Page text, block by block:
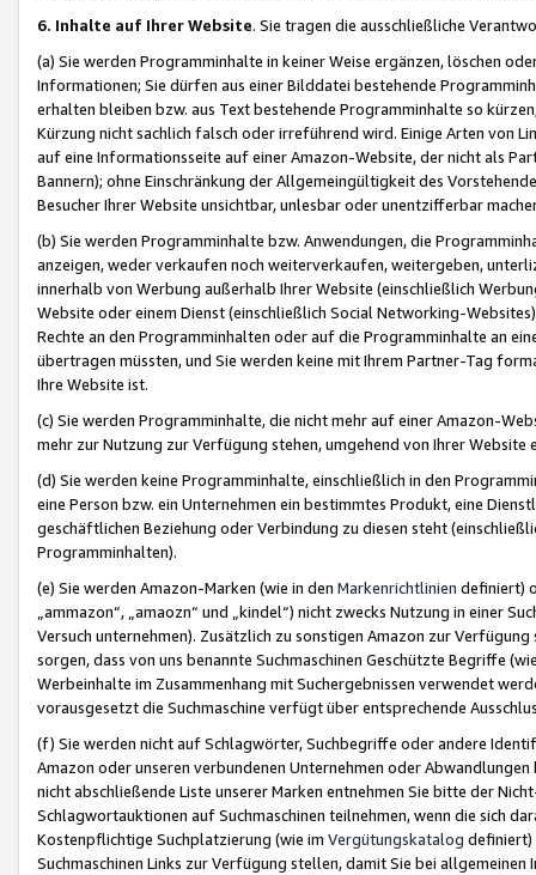
6. Inhalte auf Ihrer Website. Sie tragen die ausschließliche
(a) Sie werden Programminhalte in keiner Weise ergänzen, löschen
Informationen; Sie dürfen aus einer Bilddatei bestehende
erhalten bleiben bzw. aus Text bestehende Programminhalte so
Kürzung nicht sachlich falsch oder irreführend wird. Einige Arten von
auf eine Informationsseite auf einer Amazon-Website, der nicht als
Bannern); ohne Einschränkung der Allgemeingültigkeit des
Besucher Ihrer Website unsichtbar, unlesbar oder unentzifferbar
(b) Sie werden Programminhalte bzw. Anwendungen, die
anzeigen, weder verkaufen noch weiterverkaufen, weitergeben,
innerhalb von Werbung außerhalb Ihrer Website (einschließlich
Website oder einem Dienst (einschließlich Social Networking-
Rechte an den Programminhalten oder auf die Programminhalte an
übertragen müssten, und Sie werden keine mit Ihrem Partner-Tag
Ihre Website ist.
(c) Sie werden Programminhalte, die nicht mehr auf einer Amazon-
mehr zur Nutzung zur Verfügung stehen, umgehend von Ihrer
(d) Sie werden keine Programminhalte, einschließlich in den
eine Person bzw. ein Unternehmen ein bestimmtes Produkt, eine
geschäftlichen Beziehung oder Verbindung zu diesen steht
Programminhalten).
(e) Sie werden Amazon-Marken (wie in den Markenrichtlinien definiert)
„ammazon“, „amaozn“ und „kindel“) nicht zwecks Nutzung in einer
Versuch unternehmen). Zusätzlich zu sonstigen Amazon zur
sorgen, dass von uns benannte Suchmaschinen Geschützte Begriffe
Werbeinhalte im Zusammenhang mit Suchergebnissen verwendet
vorausgesetzt die Suchmaschine verfügt über entsprechende
(f) Sie werden nicht auf Schlagwörter, Suchbegriffe oder andere
Amazon oder unseren verbundenen Unternehmen oder
nicht abschließende Liste unserer Marken entnehmen Sie bitte der
Schlagwortauktionen auf Suchmaschinen teilnehmen, wenn die sich
Kostenpflichtige Suchplatzierung (wie im Vergütungskatalog definiert)
Suchmaschinen Links zur Verfügung stellen, damit Sie bei